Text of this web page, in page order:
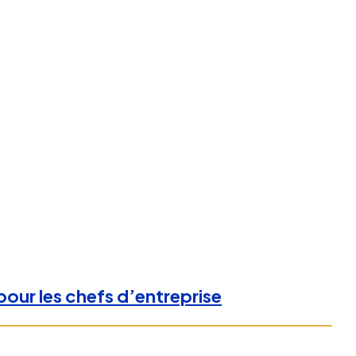
les chefs d’entreprise